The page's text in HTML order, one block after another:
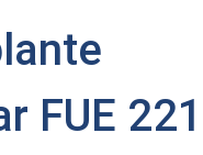
FUE